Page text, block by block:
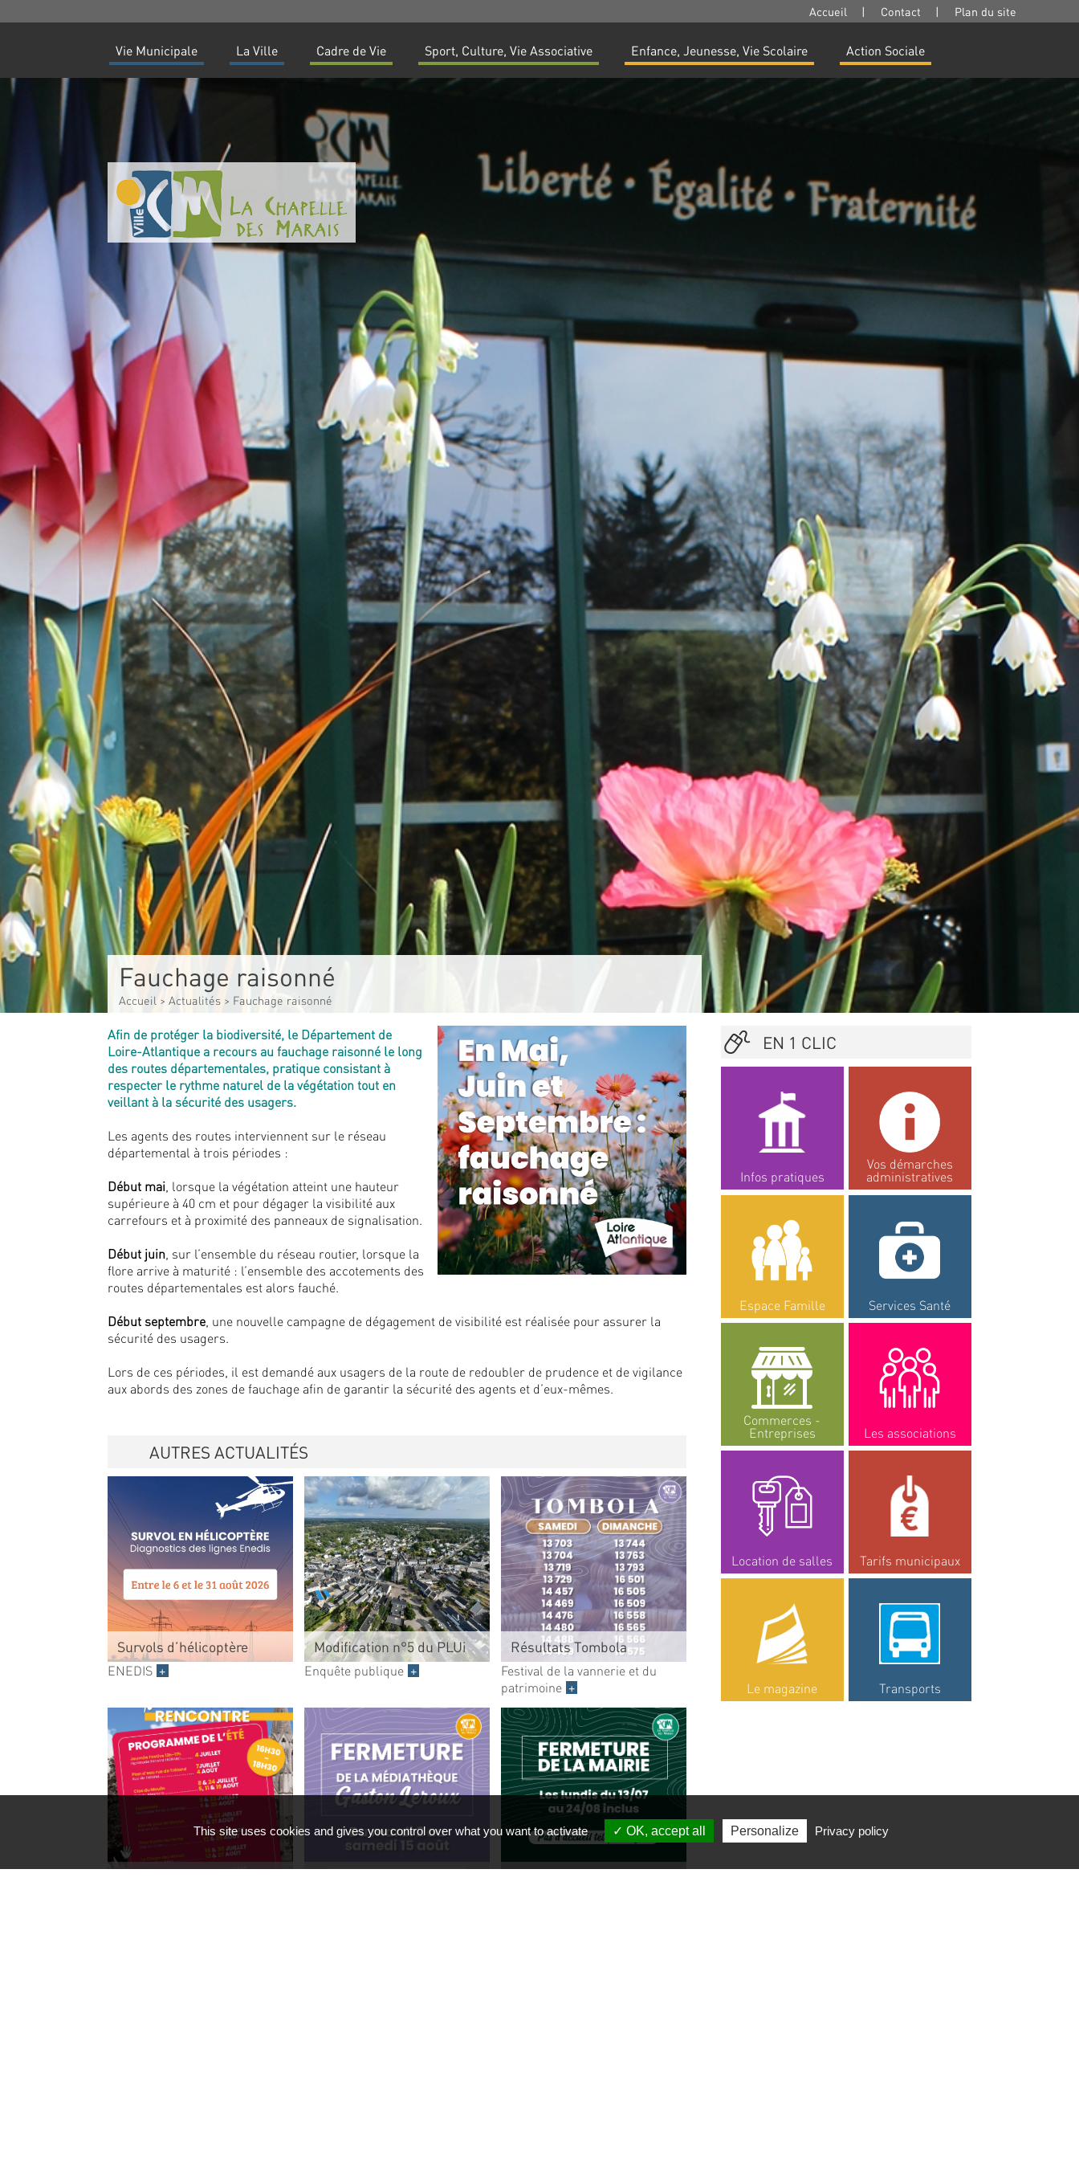
Accueil | Contact | Plan du site
Vie Municipale La Ville Cadre de Vie Sport, Culture, Vie Associative Enfance, Jeunesse, Vie Scolaire Action Sociale
Fauchage raisonné
Accueil > Actualités> Fauchage raisonné
Afin de protéger la biodiversité, le Département de
Loire-Atlantique a recours au fauchage raisonné le long
des routes départementales, pratique consistant à
respecter le rythme naturel de la végétation tout en
veillant à la sécurité des usagers.
Les agents des routes interviennent sur le réseau
départemental à trois périodes :
Début mai , lorsque la végétation atteint une hauteur
supérieure à 40 cm et pour dégager la visibilité aux
carrefours et à proximité des panneaux de signalisation.
Début juin , sur l’ensemble du réseau routier, lorsque la
flore arrive à maturité : l’ensemble des accotements des
routes départementales est alors fauché.
Début septembre , une nouvelle campagne de dégagement de visibilité est réalisée pour assurer la
sécurité des usagers.
Lors de ces périodes, il est demandé aux usagers de la route de redoubler de prudence et de vigilance
aux abords des zones de fauchage afin de garantir la sécurité des agents et d’eux-mêmes.
AUTRES ACTUALITÉS
Survols d’hélicoptère
ENEDIS +
Modification n°5 du PLUi
Enquête publique +
Résultats Tombola
Festival de la vannerie et du
patrimoine +
EN 1 CLIC
Infos pratiques
Vos démarches
administratives
Espace Famille Services Santé
Commerces -
Entreprises Les associations
Location de salles Tarifs municipaux
Le magazine Transports
This site uses cookies and gives you control over what you want to activate OK, accept all Personalize Privacy policy